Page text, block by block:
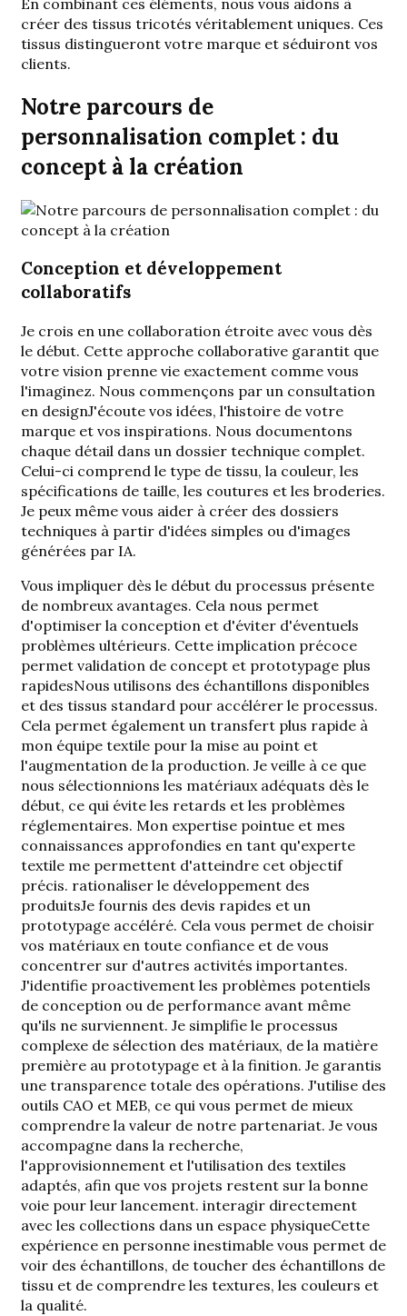
créer des tissus tricotés véritablement uniques. Ces
tissus distingueront votre marque et séduiront vos
clients.
Notre parcours de
personnalisation complet : du
concept à la création
Conception et développement
collaboratifs
Je crois en une collaboration étroite avec vous dès
le début. Cette approche collaborative garantit que
votre vision prenne vie exactement comme vous
l'imaginez. Nous commençons par un consultation
en designJ'écoute vos idées, l'histoire de votre
marque et vos inspirations. Nous documentons
chaque détail dans un dossier technique complet.
Celui-ci comprend le type de tissu, la couleur, les
spécifications de taille, les coutures et les broderies.
Je peux même vous aider à créer des dossiers
techniques à partir d'idées simples ou d'images
générées par IA.
Vous impliquer dès le début du processus présente
de nombreux avantages. Cela nous permet
d'optimiser la conception et d'éviter d'éventuels
problèmes ultérieurs. Cette implication précoce
permet validation de concept et prototypage plus
rapidesNous utilisons des échantillons disponibles
et des tissus standard pour accélérer le processus.
Cela permet également un transfert plus rapide à
mon équipe textile pour la mise au point et
l'augmentation de la production. Je veille à ce que
nous sélectionnions les matériaux adéquats dès le
début, ce qui évite les retards et les problèmes
réglementaires. Mon expertise pointue et mes
connaissances approfondies en tant qu'experte
textile me permettent d'atteindre cet objectif
précis. rationaliser le développement des
produitsJe fournis des devis rapides et un
prototypage accéléré. Cela vous permet de choisir
vos matériaux en toute confiance et de vous
concentrer sur d'autres activités importantes.
J'identifie proactivement les problèmes potentiels
de conception ou de performance avant même
qu'ils ne surviennent. Je simplifie le processus
complexe de sélection des matériaux, de la matière
première au prototypage et à la finition. Je garantis
une transparence totale des opérations. J'utilise des
outils CAO et MEB, ce qui vous permet de mieux
comprendre la valeur de notre partenariat. Je vous
accompagne dans la recherche,
l'approvisionnement et l'utilisation des textiles
adaptés, afin que vos projets restent sur la bonne
voie pour leur lancement. interagir directement
avec les collections dans un espace physiqueCette
expérience en personne inestimable vous permet de
voir des échantillons, de toucher des échantillons de
tissu et de comprendre les textures, les couleurs et
la qualité.